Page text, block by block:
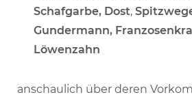
Schafgarbe, Dost,
Gundermann,
Löwenzahn
anschaulich über deren